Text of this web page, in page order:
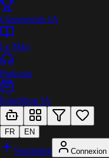
Classements IA
Le Mag
Podcasts
KingShop IA
FR EN
Soumettre Connexion